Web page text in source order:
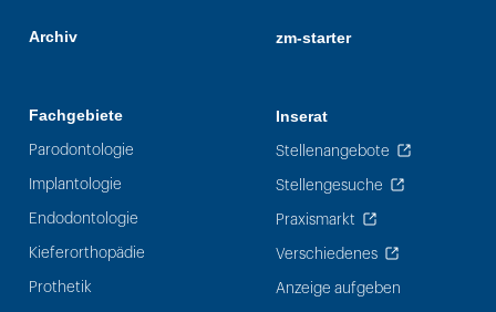
Archiv
Fachgebiete
Parodontologie
Implantologie
Endodontologie
Kieferorthopädie
Prothetik
zm-starter
Inserat
Stellenangebote
Stellengesuche
Praxismarkt
Verschiedenes
Anzeige aufgeben